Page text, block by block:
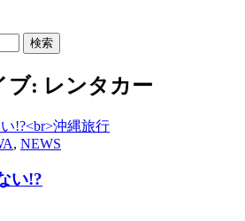
ブ: レンタカー
, NEWS
い!?